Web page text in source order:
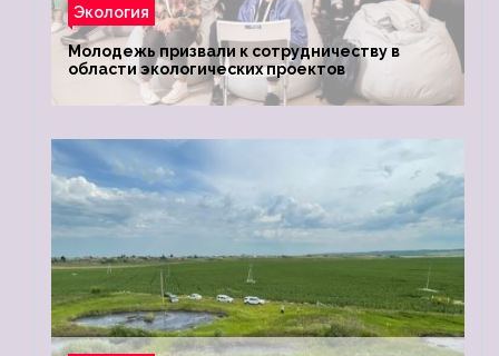
Экология
Молодежь призвали к сотрудничеству в
области экологических проектов